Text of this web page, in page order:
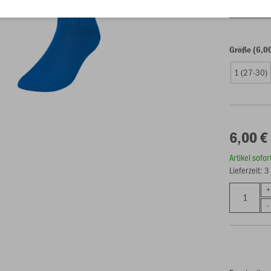
Größe
1 (27-30)
6,00 €
Artikel
Lieferzeit: 3